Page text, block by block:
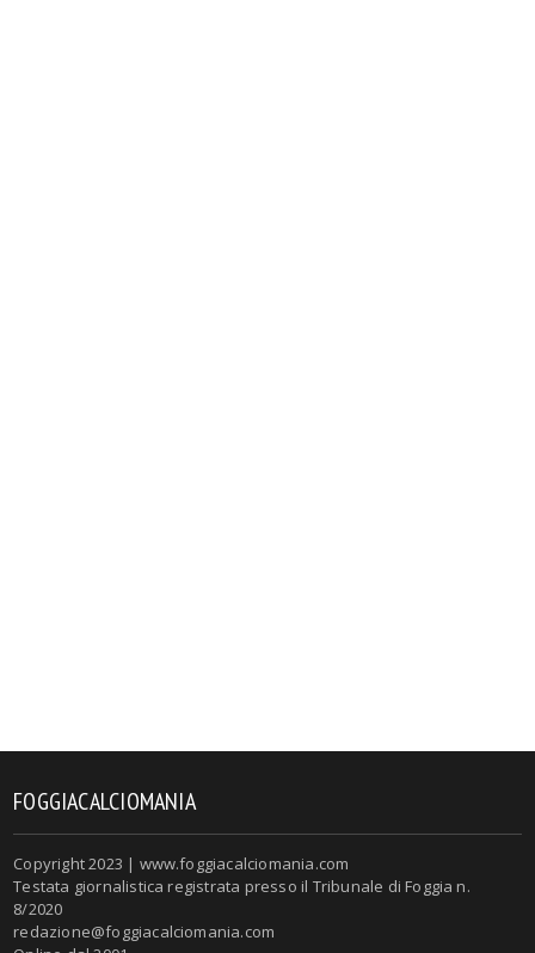
FOGGIACALCIOMANIA
Copyright 2023 | www.foggiacalciomania.com
Testata giornalistica registrata presso il Tribunale di Foggia n.
8/2020
redazione@foggiacalciomania.com